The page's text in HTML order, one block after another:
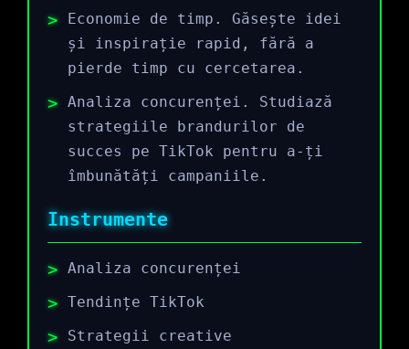
Economie de timp. Găsește idei
și inspirație rapid, fără a
pierde timp cu cercetarea.
Analiza concurenței. Studiază
strategiile brandurilor de
succes pe TikTok pentru a-ți
îmbunătăți campaniile.
Instrumente
Analiza concurenței
Tendințe TikTok
Strategii creative